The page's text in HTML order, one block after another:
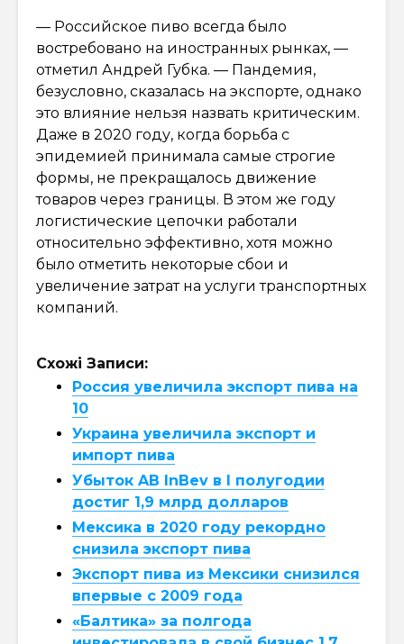
— Российское пиво всегда было
востребовано на иностранных рынках, —
отметил Андрей Губка. — Пандемия,
безусловно, сказалась на экспорте, однако
это влияние нельзя назвать критическим.
Даже в 2020 году, когда борьба с
эпидемией принимала самые строгие
формы, не прекращалось движение
товаров через границы. В этом же году
логистические цепочки работали
относительно эффективно, хотя можно
было отметить некоторые сбои и
увеличение затрат на услуги транспортных
компаний.
Схожі Записи:
Россия увеличила экспорт пива на
10
Украина увеличила экспорт и
импорт пива
Убыток AB InBev в I полугодии
достиг 1,9 млрд долларов
Мексика в 2020 году рекордно
снизила экспорт пива
Экспорт пива из Мексики снизился
впервые с 2009 года
«Балтика» за полгода